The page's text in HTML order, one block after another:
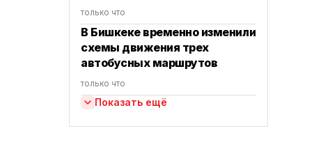
только что
В Бишкеке временно изменили
схемы движения трех
автобусных маршрутов
только что
Показать ещё